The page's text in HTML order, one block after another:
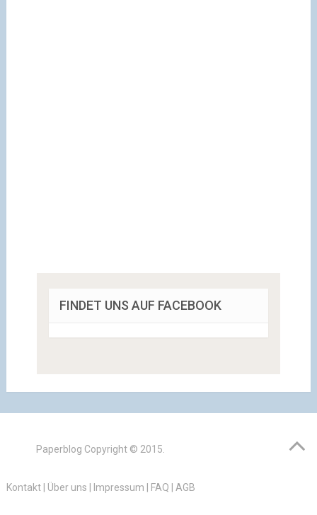
FINDET UNS AUF FACEBOOK
Paperblog Copyright © 2015.
Kontakt| Über uns Impressum FAQ AGB